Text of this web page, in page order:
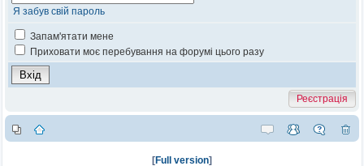
Я забув свій пароль
Запам'ятати мене
Приховати моє перебування на форумі цього разу
Реєстрація
[Full version]